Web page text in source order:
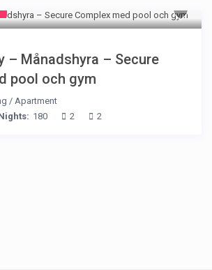
– Månadshyra – Secure
pool och gym
/Apartment
180 2 2